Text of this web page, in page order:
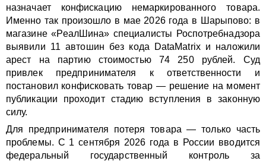
назначает конфискацию немаркированного товара.
Именно так произошло в мае 2026 года в Шарыпово: в
магазине «РеалШина» специалисты Роспотребнадзора
выявили 11 автошин без кода DataMatrix и наложили
арест на партию стоимостью 74 250 рублей. Суд
привлек предпринимателя к ответственности и
постановил конфисковать товар — решение на момент
публикации проходит стадию вступления в законную
силу.
Для предпринимателя потеря товара — только часть
проблемы. С 1 сентября 2026 года в России вводится
федеральный государственный контроль за